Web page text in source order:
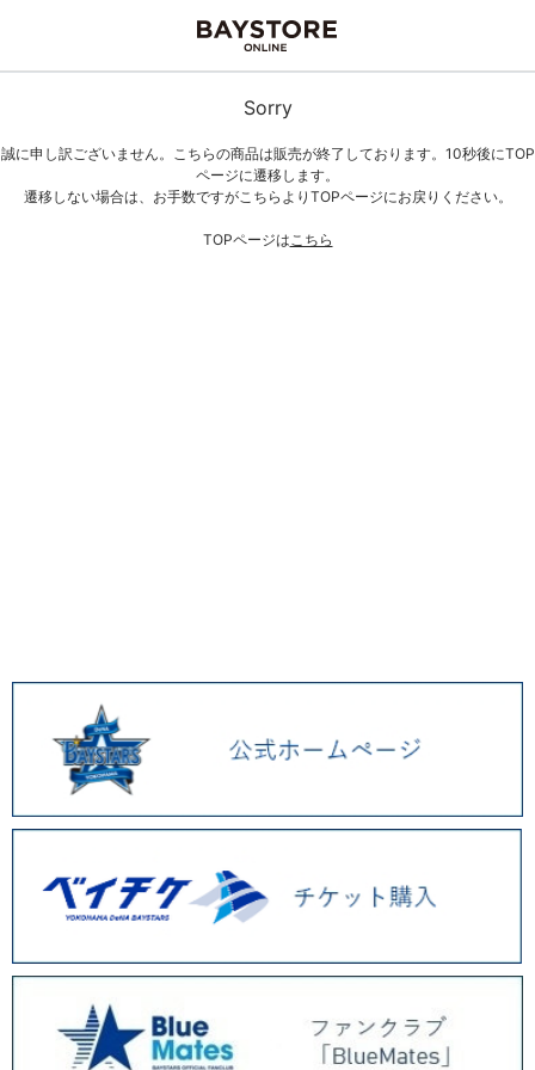
Sorry
誠に申し訳ございません。こちらの商品は販売が終了しております。10秒後にTOP
ページに遷移します。
遷移しない場合は、お手数ですがこちらよりTOPページにお戻りください。
TOPページはこちら